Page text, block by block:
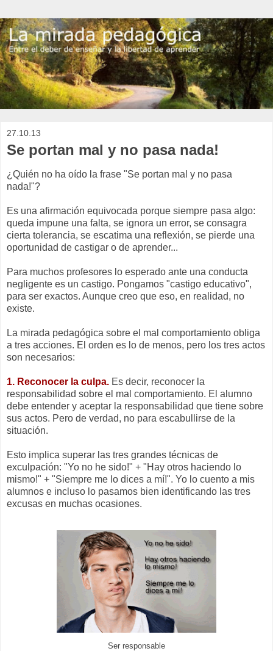
27.10.13
Se portan mal y no pasa nada!
¿Quién no ha oído la frase "Se portan mal y no pasa
nada!"?
Es una afirmación equivocada porque siempre pasa algo:
queda impune una falta, se ignora un error, se consagra
cierta tolerancia, se escatima una reflexión, se pierde una
oportunidad de castigar o de aprender...
Para muchos profesores lo esperado ante una conducta
negligente es un castigo. Pongamos "castigo educativo",
para ser exactos. Aunque creo que eso, en realidad, no
existe.
La mirada pedagógica sobre el mal comportamiento obliga
a tres acciones. El orden es lo de menos, pero los tres actos
son necesarios:
1. Reconocer la culpa. Es decir, reconocer la
responsabilidad sobre el mal comportamiento. El alumno
debe entender y aceptar la responsabilidad que tiene sobre
sus actos. Pero de verdad, no para escabullirse de la
situación.
Esto implica superar las tres grandes técnicas de
exculpación: "Yo no he sido!" + "Hay otros haciendo lo
mismo!" + "Siempre me lo dices a mí!". Yo lo cuento a mis
alumnos e incluso lo pasamos bien identificando las tres
excusas en muchas ocasiones.
Ser responsable